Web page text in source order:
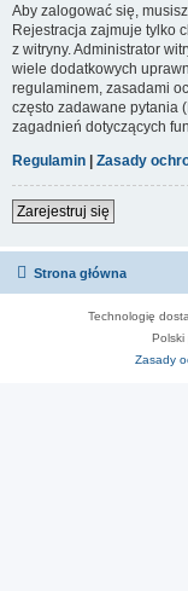
Aby zalogować się,
Rejestracja zajmuje tylko
z witryny. Administrator
wiele dodatkowych
regulaminem, zasadami
często zadawane pytania
zagadnień dotyczących
Regulamin | Zasady
Zarejestruj się
Strona główna
Technologię
Polski
Zasady